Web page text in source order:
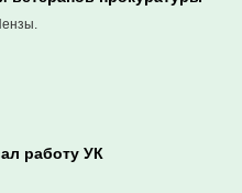
работу УК